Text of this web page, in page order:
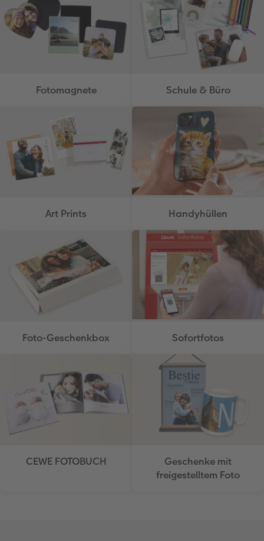
Fotomagnete Schule & Büro
Art Prints Handyhüllen
Foto-Geschenkbox Sofortfotos
CEWE FOTOBUCH
Geschenke mit
freigestelltem Foto